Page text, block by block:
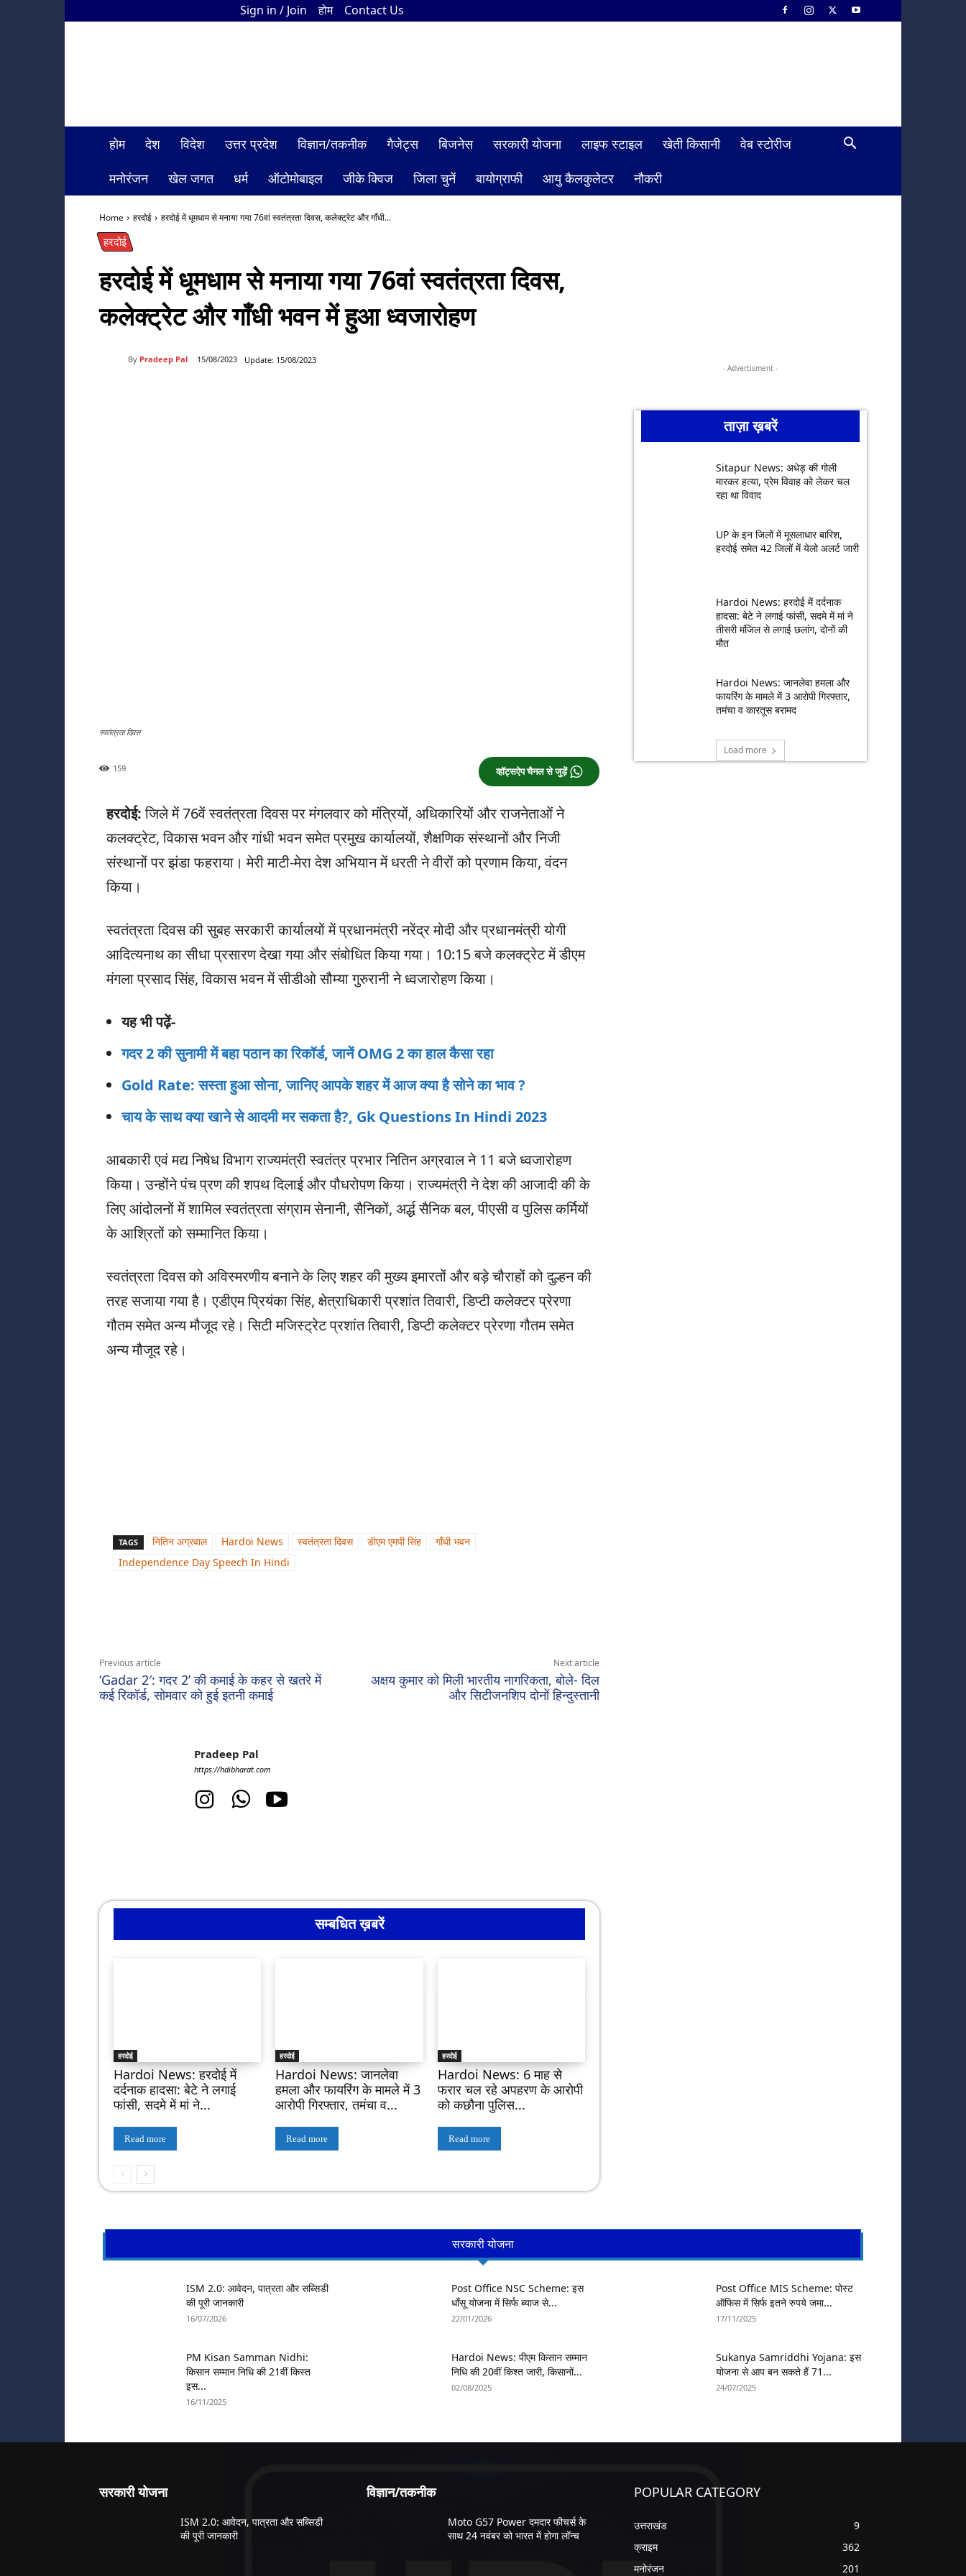
Sign in / Join होम Contact Us
होम देश विदेश उत्तर प्रदेश विज्ञान/तकनीक गैजेट्स बिजनेस सरकारी योजना लाइफ स्टाइल खेती किसानी
वेब स्टोरीज
मनोरंजन
खेल जगत धर्म ऑटोमोबाइल जीके क्विज जिला चुनें बायोग्राफी आयु कैलकुलेटर नौकरी
Home हरदोई हरदोई में धूमधाम से मनाया गया 76वां स्वतंत्रता दिवस, कलेक्ट्रेट और गाँधी...
हरदोई
हरदोई में धूमधाम से मनाया गया 76वां स्वतंत्रता दिवस,
कलेक्ट्रेट और गाँधी भवन में हुआ ध्वजारोहण
By Pradeep Pal 15/08/2023 Update: 15/08/2023
स्वतंत्रता दिवस
व्हॉट्सऐप चैनल से जुड़ें
159
हरदोई:जिले में 76वें स्वतंत्रता दिवस पर मंगलवार को मंत्रियों, अधिकारियों और राजनेताओं ने
कलक्ट्रेट, विकास भवन और गांधी भवन समेत प्रमुख कार्यालयों, शैक्षणिक संस्थानों और निजी
संस्थानों पर झंडा फहराया। मेरी माटी-मेरा देश अभियान में धरती ने वीरों को प्रणाम किया, वंदन
किया।
स्वतंत्रता दिवस की सुबह सरकारी कार्यालयों में प्रधानमंत्री नरेंद्र मोदी और प्रधानमंत्री योगी
आदित्यनाथ का सीधा प्रसारण देखा गया और संबोधित किया गया। 10:15 बजे कलक्ट्रेट में डीएम
मंगला प्रसाद सिंह, विकास भवन में सीडीओ सौम्या गुरुरानी ने ध्वजारोहण किया।
यह भी पढ़ें-
गदर 2 की सुनामी में बहा पठान का रिकॉर्ड, जानें OMG 2 का हाल कैसा रहा
Gold Rate: सस्ता हुआ सोना, जानिए आपके शहर में आज क्या है सोने का भाव ?
चाय के साथ क्या खाने से आदमी मर सकता है?, Gk Questions In Hindi 2023
आबकारी एवं मद्य निषेध विभाग राज्यमंत्री स्वतंत्र प्रभार नितिन अग्रवाल ने 11 बजे ध्वजारोहण
किया। उन्होंने पंच प्रण की शपथ दिलाई और पौधरोपण किया। राज्यमंत्री ने देश की आजादी की के
लिए आंदोलनों में शामिल स्वतंत्रता संग्राम सेनानी, सैनिकों, अर्द्ध सैनिक बल, पीएसी व पुलिस कर्मियों
के आश्रितों को सम्मानित किया।
स्वतंत्रता दिवस को अविस्मरणीय बनाने के लिए शहर की मुख्य इमारतों और बड़े चौराहों को दुल्हन की
तरह सजाया गया है। एडीएम प्रियंका सिंह, क्षेत्राधिकारी प्रशांत तिवारी, डिप्टी कलेक्टर प्रेरणा
गौतम समेत अन्य मौजूद रहे। सिटी मजिस्ट्रेट प्रशांत तिवारी, डिप्टी कलेक्टर प्रेरणा गौतम समेत
अन्य मौजूद रहे।
TAGS नितिन अग्रवाल Hardoi News स्वतंत्रता दिवस डीएम एमपी सिंह
गाँधी भवन
Independence Day Speech In Hindi
Previous article
‘Gadar 2′: गदर 2’ की कमाई के कहर से खतरे में
कई रिकॉर्ड, सोमवार को हुई इतनी कमाई
Next article
अक्षय कुमार को मिली भारतीय नागरिकता, बोले- दिल
और सिटीजनशिप दोनों हिन्दुस्तानी
Pradeep Pal
https://hdibharat.com
सम्बधित ख़बरें
हरदोई
Hardoi News: हरदोई में
दर्दनाक हादसा: बेटे ने लगाई
फांसी, सदमे में मां ने...
Read more
हरदोई
Hardoi News: जानलेवा
हमला और फायरिंग के मामले में 3
आरोपी गिरफ्तार, तमंचा व...
Read more
हरदोई
Hardoi News: 6 माह से
फरार चल रहे अपहरण के आरोपी
को कछौना पुलिस...
Read more
- Advertisment -
ताज़ा ख़बरें
Sitapur News: अधेड़ की गोली
मारकर हत्या, प्रेम विवाह को लेकर चल
रहा था विवाद
UP के इन जिलों में मूसलाधार बारिश,
हरदोई समेत 42 जिलों में येलो अलर्ट जारी
Hardoi News: हरदोई में दर्दनाक
हादसा: बेटे ने लगाई फांसी, सदमे में मां ने
तीसरी मंजिल से लगाई छलांग, दोनों की
मौत
Hardoi News: जानलेवा हमला और
फायरिंग के मामले में 3 आरोपी गिरफ्तार,
तमंचा व कारतूस बरामद
Load more
सरकारी योजना
ISM 2.0: आवेदन, पात्रता और सब्सिडी
की पूरी जानकारी
16/07/2026
Post Office NSC Scheme: इस
धाँसू योजना में सिर्फ ब्याज से...
22/01/2026
Post Office MIS Scheme: पोस्ट
ऑफिस में सिर्फ इतने रुपये जमा...
17/11/2025
PM Kisan Samman Nidhi:
किसान सम्मान निधि की 21वीं किस्त
इस...
16/11/2025
Hardoi News: पीएम किसान सम्मान
निधि की 20वीं किश्त जारी, किसानों...
02/08/2025
Sukanya Samriddhi Yojana: इस
योजना से आप बन सकते हैं 71...
24/07/2025
सरकारी योजना
ISM 2.0: आवेदन, पात्रता और सब्सिडी
की पूरी जानकारी
विज्ञान/तकनीक
Moto G57 Power दमदार फीचर्स के
साथ 24 नवंबर को भारत में होगा लॉन्च
POPULAR CATEGORY
उत्तराखंड
9
क्राइम
362
मनोरंजन
201